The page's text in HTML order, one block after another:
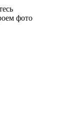
фото